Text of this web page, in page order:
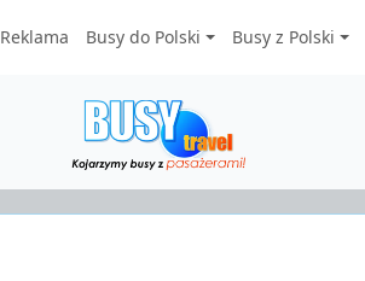
Reklama Busy do Polski Busy z Polski